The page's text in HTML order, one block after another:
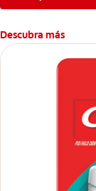
Descubra más